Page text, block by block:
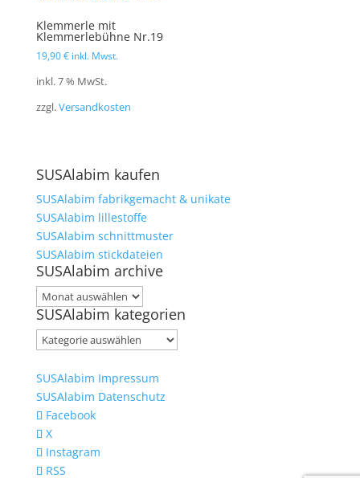
Klemmerle mit
Klemmerlebühne Nr.19
19,90€ inkl. Mwst.
inkl. 7 % MwSt.
zzgl.Versandkosten
SUSAlabim kaufen
SUSAlabim fabrikgemacht & unikate
SUSAlabim lillestoffe
SUSAlabim schnittmuster
SUSAlabim stickdateien
SUSAlabim archive
SUSAlabim
archive
SUSAlabim kategorien
SUSAlabim
SUSAlabim Impressum
SUSAlabim Datenschutz
Facebook
X
Instagram
RSS